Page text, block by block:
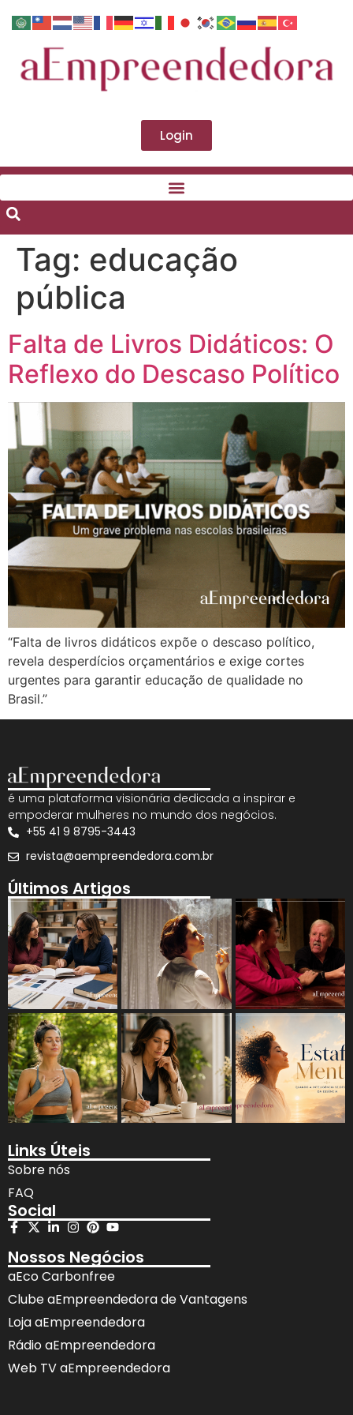
Login
Tag: educação
pública
Falta de Livros Didáticos: O
Reflexo do Descaso Político
“Falta de livros didáticos expõe o descaso político,
revela desperdícios orçamentários e exige cortes
urgentes para garantir educação de qualidade no
Brasil.”
é uma plataforma visionária dedicada a inspirar e
empoderar mulheres no mundo dos negócios.
+55 41 9 8795-3443
revista@aempreendedora.com.br
Últimos Artigos
Links Úteis
Sobre nós
FAQ
Social
Nossos Negócios
aEco Carbonfree
Clube aEmpreendedora de Vantagens
Loja aEmpreendedora
Rádio aEmpreendedora
Web TV aEmpreendedora